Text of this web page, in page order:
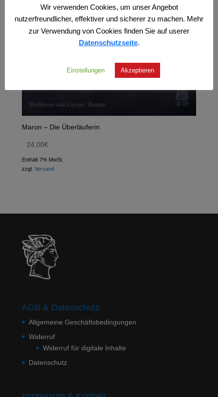
Maron – Die Überläuferin
24,00€
Enthält 7% MwSt.
zzgl. Versand
AGB & Datenschutz
Allgemeine Geschäftsbedingungen
Widerruf
Widerruf für digitale Inhalte
Datenschutz
Wir verwenden Cookies, um unser Angebot
nutzerfreundlicher, effektiver und sicherer zu machen. Mehr
zur Verwendung von Cookies finden Sie auf userer
Datenschutzseite.
Einstellungen Akzeptieren